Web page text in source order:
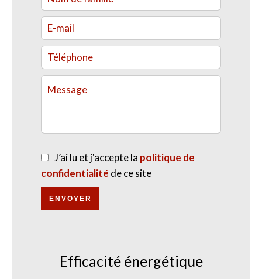
J’ai lu et j'accepte la politique de
confidentialité de ce site
ENVOYER
Efficacité énergétique